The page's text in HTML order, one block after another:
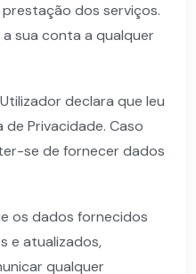
dos serviços.
sua conta a qualquer
declara que leu
Privacidade. Caso
se de fornecer dados
os dados fornecidos
e atualizados,
qualquer